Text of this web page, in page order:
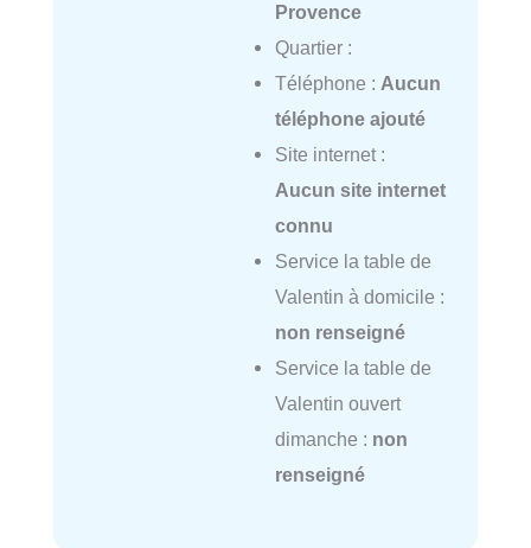
Provence
Quartier :
Téléphone : Aucun
téléphone ajouté
Site internet :
Aucun site internet
connu
Service la table de
Valentin à domicile :
non renseigné
Service la table de
Valentin ouvert
dimanche : non
renseigné